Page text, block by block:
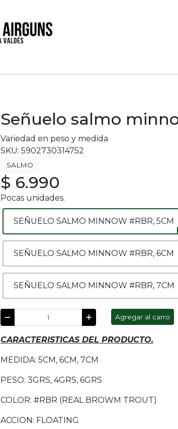
Señuelo salmo
Variedad en peso y medida
SKU: 5902730314752
SALMO
$ 6.990
Pocas unidades.
SEÑUELO SALMO MINNOW #RBR, 5CM
SEÑUELO SALMO MINNOW #RBR, 6CM
SEÑUELO SALMO MINNOW #RBR, 7CM
Agregar al carro
CARACTERISTICAS DEL PRODUCTO.
MEDIDA: 5CM, 6CM, 7CM
PESO: 3GRS, 4GRS, 6GRS
COLOR: #RBR (REAL BROWM TROUT)
ACCION: FLOATING